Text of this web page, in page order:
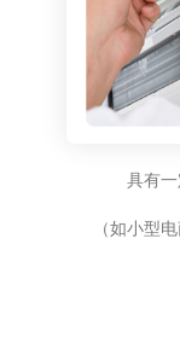
具有
（如小型